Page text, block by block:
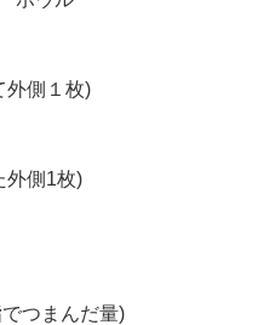
側１枚)
側1枚)
つまんだ量)